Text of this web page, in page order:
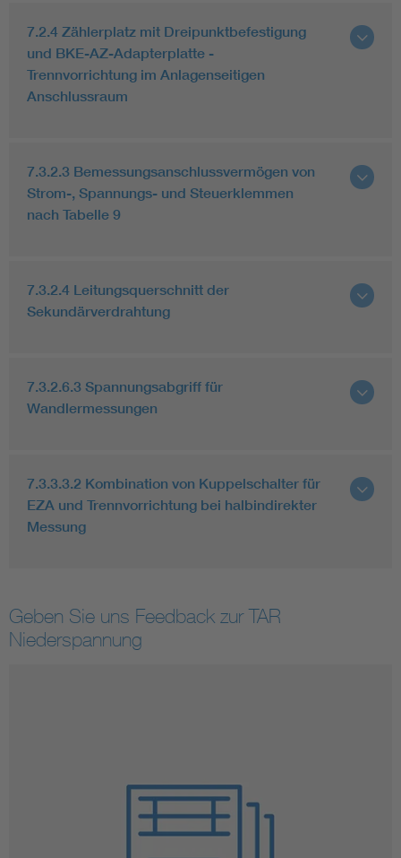
7.2.4 Zählerplatz mit Dreipunktbefestigung
und BKE-AZ-Adapterplatte -
Trennvorrichtung im Anlagenseitigen
Anschlussraum
7.3.2.3 Bemessungsanschlussvermögen von
Strom-, Spannungs- und Steuerklemmen
nach Tabelle 9
7.3.2.4 Leitungsquerschnitt der
Sekundärverdrahtung
7.3.2.6.3 Spannungsabgriff für
Wandlermessungen
7.3.3.3.2 Kombination von Kuppelschalter für
EZA und Trennvorrichtung bei halbindirekter
Messung
Geben Sie uns Feedback zur TAR
Niederspannung